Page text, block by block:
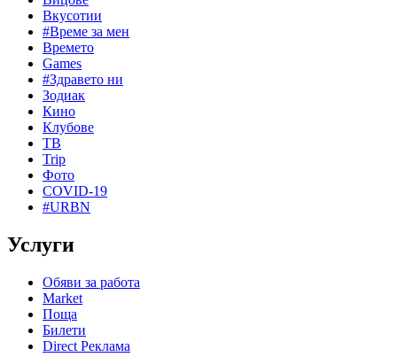
Вкусотии
#Време за мен
Времето
Games
#Здравето ни
Зодиак
Кино
Клубове
ТВ
Trip
Фото
COVID-19
#URBN
Услуги
Обяви за работа
Market
Поща
Билети
Direct Реклама